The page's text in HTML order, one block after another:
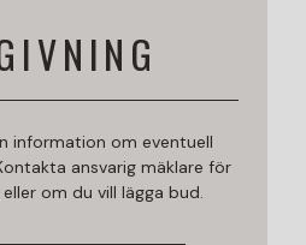
information om eventuell
ansvarig mäklare för
om du vill lägga bud.